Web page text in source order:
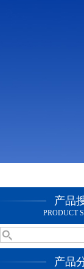
产品
PRODUCT
产品